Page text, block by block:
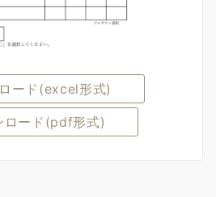
ード(excel形式)
ロード(pdf形式)